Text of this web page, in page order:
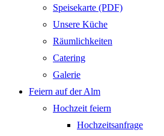
Speisekarte (PDF)
Unsere Küche
Räumlichkeiten
Catering
Galerie
Feiern auf der Alm
Hochzeit feiern
Hochzeitsanfrage